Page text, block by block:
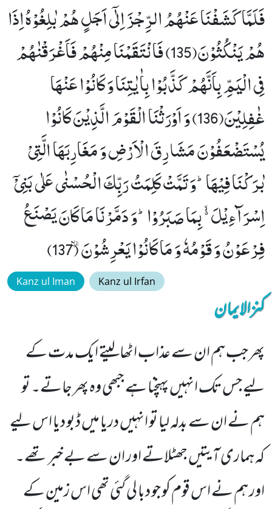
فَلَمَّا كَشَفْنَا عَنْهُمُ الرِّجْزَ اِلٰۤى اَجَلٍ هُمْ بٰلِغُوْهُ اِذَا
هُمْ یَنْكُثُوْنَ(135) فَانْتَقَمْنَا مِنْهُمْ فَاَغْرَقْنٰهُمْ
فِی الْیَمِّ بِاَنَّهُمْ كَذَّبُوْا بِاٰیٰتِنَا وَ كَانُوْا عَنْهَا
غٰفِلِیْنَ(136) وَ اَوْرَثْنَا الْقَوْمَ الَّذِیْنَ كَانُوْا
یُسْتَضْعَفُوْنَ مَشَارِقَ الْاَرْضِ وَ مَغَارِبَهَا الَّتِیْ
بٰرَكْنَا فِیْهَاؕ-وَ تَمَّتْ كَلِمَتُ رَبِّكَ الْحُسْنٰى عَلٰى بَنِیْۤ
اِسْرَآءِیْلَ ﳔ بِمَا صَبَرُوْاؕ-وَ دَمَّرْنَا مَا كَانَ یَصْنَعُ
فِرْعَوْنُ وَ قَوْمُهٗ وَ مَا كَانُوْا یَعْرِشُوْنَٛ (137)
Kanz ul Iman Kanz ul Irfan
کنزالایمان
پھر جب ہم ان سے عذاب اٹھالیتے ایک مدت کے
لیے جس تک انہیں پہنچنا ہے جبھی وہ پھر جاتے۔ تو
ہم نے ان سے بدلہ لیا تو انہیں دریا میں ڈبو دیا اس لیے
کہ ہماری آیتیں جھٹلاتے اور ان سے بے خبر تھے۔
اور ہم نے اس قوم کو جو دبا لی گئی تھی اس زمین کے